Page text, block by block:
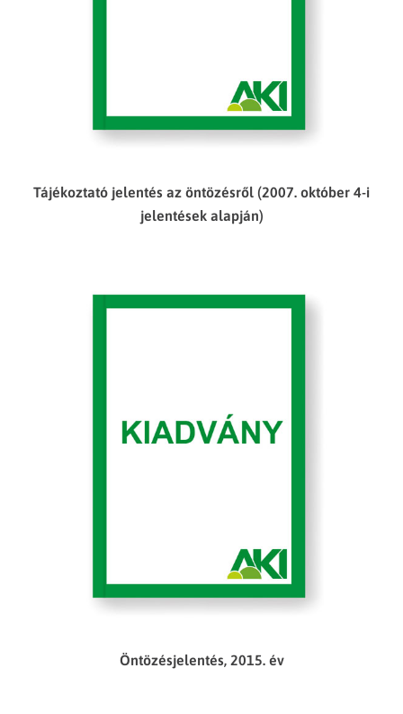
Tájékoztató jelentés az öntözésről (2007. október 4-i
jelentések alapján)
Öntözésjelentés, 2015. év